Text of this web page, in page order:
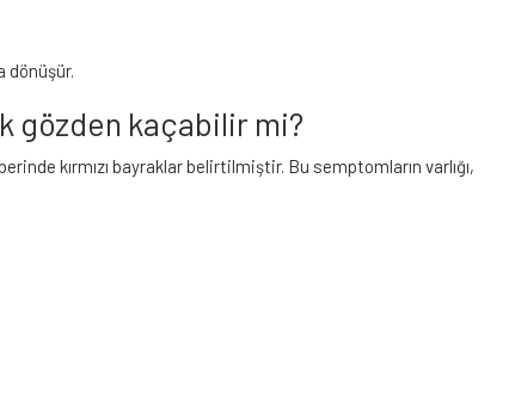
dönüşür.
gözden kaçabilir mi?
kırmızı bayraklar belirtilmiştir. Bu semptomların varlığı,